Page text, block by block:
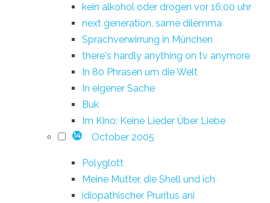
kein alkohol oder drogen vor 16:00 uhr
next generation, same dilemma
Sprachverwirrung in München
there's hardly anything on tv anymore
In 80 Phrasen um die Welt
In eigener Sache
Buk
Im Kino: Keine Lieder Über Liebe
14 October 2005
Polyglott
Meine Mutter, die Shell und ich
idiopathischer Pruritus ani